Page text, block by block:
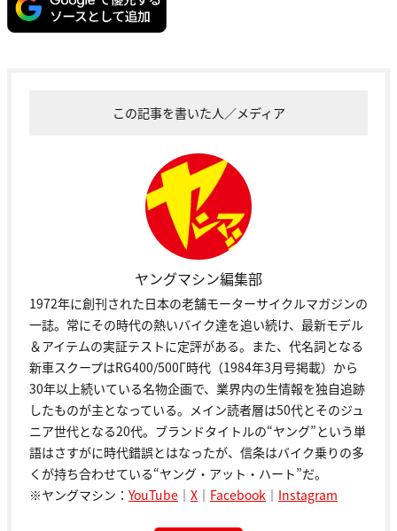
この記事を書いた人／メディア
ヤングマシン編集部
1972年に創刊された日本の老舗モーターサイクルマガジンの
一誌。常にその時代の熱いバイク達を追い続け、最新モデル
＆アイテムの実証テストに定評がある。また、代名詞となる
新車スクープはRG400/500Γ時代（1984年3月号掲載）から
30年以上続いている名物企画で、業界内の生情報を独自追跡
したものが主となっている。メイン読者層は50代とそのジュ
ニア世代となる20代。ブランドタイトルの“ヤング”という単
語はさすがに時代錯誤とはなったが、信条はバイク乗りの多
くが持ち合わせている“ヤング・アット・ハート”だ。
※ヤングマシン： YouTube ｜ X ｜ Facebook ｜ Instagram